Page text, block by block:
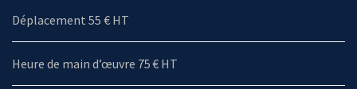
Déplacement 55 € HT
Heure de main d’œuvre 75 € HT